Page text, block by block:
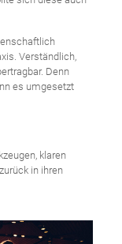
Verständlich,
Denn
es umgesetzt
klaren
in ihren